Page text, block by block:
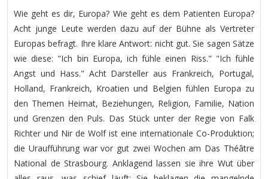
Wie geht es dir, Europa? Wie geht es dem Patienten Europa?
Acht junge Leute werden dazu auf der Bühne als Vertreter
Europas befragt. Ihre klare Antwort: nicht gut. Sie sagen Sätze
wie diese: "Ich bin Europa, ich fühle einen Riss." "Ich fühle
Angst und Hass." Acht Darsteller aus Frankreich, Portugal,
Holland, Frankreich, Kroatien und Belgien fühlen Europa zu
den Themen Heimat, Beziehungen, Religion, Familie, Nation
und Grenzen den Puls. Das Stück unter der Regie von Falk
Richter und Nir de Wolf ist eine internationale Co-Produktion;
die Uraufführung war vor gut zwei Wochen am Das Théâtre
National de Strasbourg. Anklagend lassen sie ihre Wut über